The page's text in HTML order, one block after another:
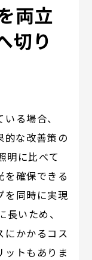
両立
切り
る場合、
的な改善策の
明に比べて
を確保できる
を同時に実現
いため、
にかかるコス
ットもありま